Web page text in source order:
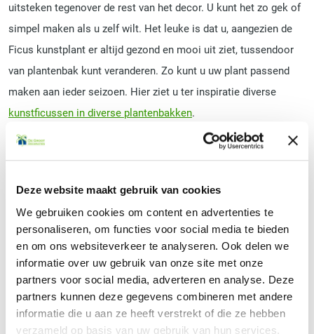
Deze website maakt gebruik van cookies
We gebruiken cookies om content en advertenties te
personaliseren, om functies voor social media te bieden
en om ons websiteverkeer te analyseren. Ook delen we
informatie over uw gebruik van onze site met onze
partners voor social media, adverteren en analyse. Deze
partners kunnen deze gegevens combineren met andere
informatie die u aan ze heeft verstrekt of die ze hebben
verzameld op basis van uw gebruik van hun services.
uitsteken tegenover de rest van het decor. U kunt het zo gek of
simpel maken als u zelf wilt. Het leuke is dat u, aangezien de
Ficus kunstplant er altijd gezond en mooi uit ziet, tussendoor
van plantenbak kunt veranderen. Zo kunt u uw plant passend
maken aan ieder seizoen. Hier ziet u ter inspiratie diverse
kunstficussen in diverse plantenbakken.
De kunst Ficus voor op kantoor
de Ficus kunstplant een geweldige keuze. Met deze plant haalt
u op een subtiele manier de natuur in uw kantoor. In
tegenstelling tot palmplanten, die wat meer het vakantiegevoel
naar een ruimte brengen, zorgt de Ficus kunstplant voor een
serieuze en knusse uitstraling. Een perfecte sfeer voor ieder
kantoor.